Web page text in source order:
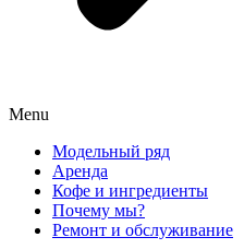
Menu
Модельный ряд
Аренда
Кофе и ингредиенты
Почему мы?
Ремонт и обслуживание